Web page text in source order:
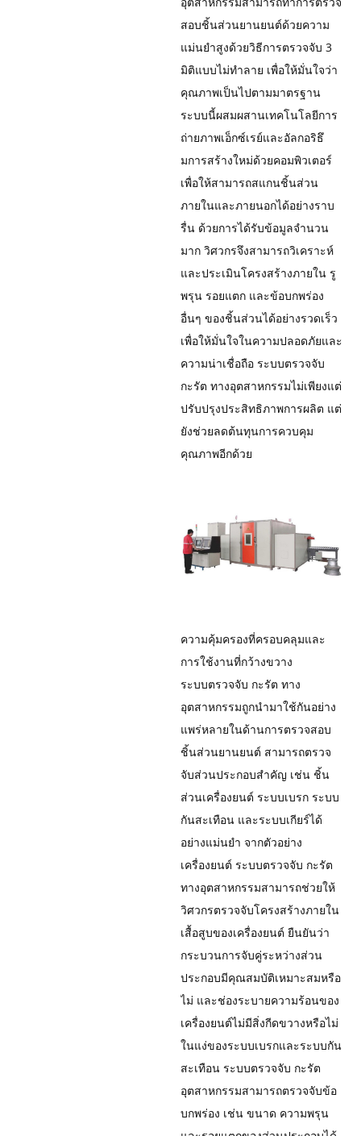
สอบชิ้นส่วนยานยนต์ด้วยความ
แม่นยำสูงด้วยวิธีการตรวจจับ 3
มิติแบบไม่ทำลาย เพื่อให้มั่นใจว่า
คุณภาพเป็นไปตามมาตรฐาน
ระบบนี้ผสมผสานเทคโนโลยีการ
ถ่ายภาพเอ็กซ์เรย์และอัลกอริธึ
มการสร้างใหม่ด้วยคอมพิวเตอร์
เพื่อให้สามารถสแกนชิ้นส่วน
ภายในและภายนอกได้อย่างราบ
รื่น ด้วยการได้รับข้อมูลจำนวน
มาก วิศวกรจึงสามารถวิเคราะห์
และประเมินโครงสร้างภายใน รู
พรุน รอยแตก และข้อบกพร่อง
อื่นๆ ของชิ้นส่วนได้อย่างรวดเร็ว
เพื่อให้มั่นใจในความปลอดภัยและ
ความน่าเชื่อถือ ระบบตรวจจับ
กะรัต ทางอุตสาหกรรมไม่เพียงแต่
ปรับปรุงประสิทธิภาพการผลิต แต่
ยังช่วยลดต้นทุนการควบคุม
คุณภาพอีกด้วย
ความคุ้มครองที่ครอบคลุมและ
การใช้งานที่กว้างขวาง
ระบบตรวจจับ กะรัต ทาง
อุตสาหกรรมถูกนำมาใช้กันอย่าง
แพร่หลายในด้านการตรวจสอบ
ชิ้นส่วนยานยนต์ สามารถตรวจ
จับส่วนประกอบสำคัญ เช่น ชิ้น
ส่วนเครื่องยนต์ ระบบเบรก ระบบ
กันสะเทือน และระบบเกียร์ได้
อย่างแม่นยำ จากตัวอย่าง
เครื่องยนต์ ระบบตรวจจับ กะรัต
ทางอุตสาหกรรมสามารถช่วยให้
วิศวกรตรวจจับโครงสร้างภายใน
เสื้อสูบของเครื่องยนต์ ยืนยันว่า
กระบวนการจับคู่ระหว่างส่วน
ประกอบมีคุณสมบัติเหมาะสมหรือ
ไม่ และช่องระบายความร้อนของ
เครื่องยนต์ไม่มีสิ่งกีดขวางหรือไม่
ในแง่ของระบบเบรกและระบบกัน
สะเทือน ระบบตรวจจับ กะรัต
อุตสาหกรรมสามารถตรวจจับข้อ
บกพร่อง เช่น ขนาด ความพรุน